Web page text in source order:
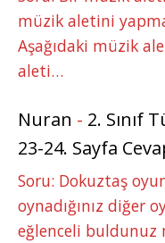
müzik aletini
Aşağıdaki müzik
aleti…
Nuran - 2. Sınıf
23-24. Sayfa
Soru: Dokuztaş
oynadığınız diğer
eğlenceli buldunuz